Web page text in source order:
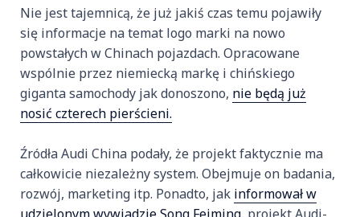
Nie jest tajemnicą, że już jakiś czas temu pojawiły
się informacje na temat logo marki na nowo
powstałych w Chinach pojazdach. Opracowane
wspólnie przez niemiecką markę i chińskiego
giganta samochody jak donoszono, nie będą już
nosić czterech pierścieni.
Źródła Audi China podały, że projekt faktycznie ma
całkowicie niezależny system. Obejmuje on badania,
rozwój, marketing itp. Ponadto, jak informował w